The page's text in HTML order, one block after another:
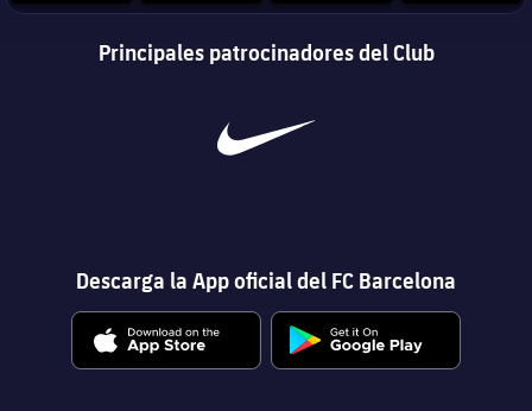
Principales patrocinadores del Club
Descarga la App oficial del FC Barcelona